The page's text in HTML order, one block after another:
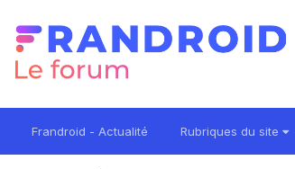
Frandroid - Actualité Rubriques du site